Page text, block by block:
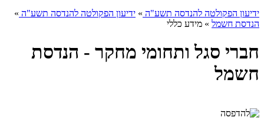
ידיעון הפקולטה להנדסה תשע"ה » ידיעון הפקולטה להנדסה תשע"ה »
הנדסת חשמל » מידע כללי
חברי סגל ותחומי מחקר - הנדסת
חשמל